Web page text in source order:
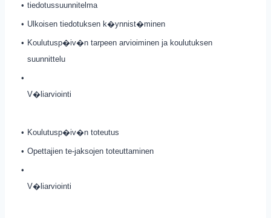
• tiedotussuunnitelma
• Ulkoisen tiedotuksen k�ynnist�minen
• Koulutusp�iv�n tarpeen arvioiminen ja koulutuksen
suunnittelu
•
V�liarviointi
• Koulutusp�iv�n toteutus
• Opettajien te-jaksojen toteuttaminen
•
V�liarviointi